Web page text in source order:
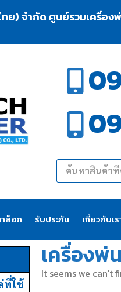
ย) จำกัด ศูนย์รวมเครื่อ
ล็อก รับประกัน เกี่ยวกับเร
ที่ใช้
เครื่อง
It seems we can't